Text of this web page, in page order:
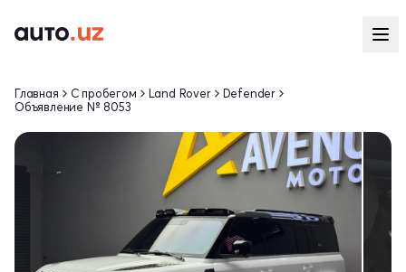
Главная С пробегом Land Rover
Defender
Объявление № 8053